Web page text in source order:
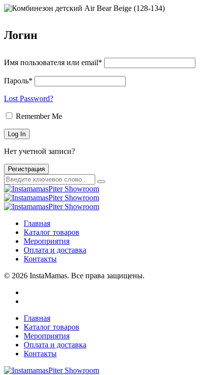
Логин
Имя пользователя или email*
Пароль*
Lost Password?
Remember Me
Нет учетной записи?
Регистрация
Главная
Каталог товаров
Мероприятия
Оплата и доставка
Контакты
© 2026 InstaMamas. Все права защищены.
Главная
Каталог товаров
Мероприятия
Оплата и доставка
Контакты